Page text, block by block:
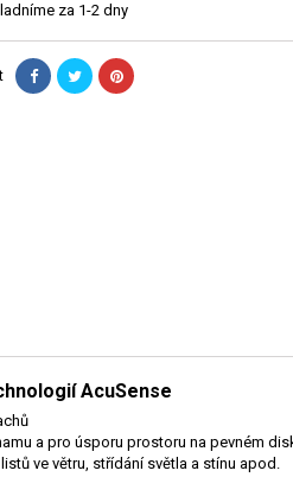
za 1-2 dny
AcuSense
a pro úsporu prostoru na pevném
ve větru, střídání světla a stínu apod.